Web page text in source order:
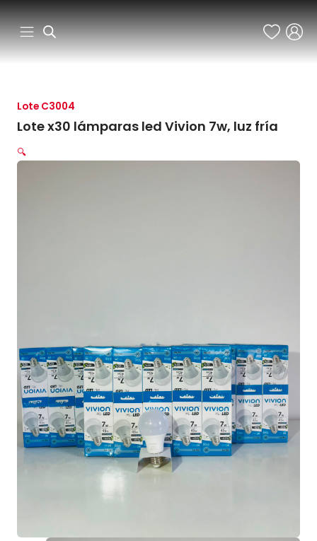
Ir
al
contenido
Lote C3004
Lote x30 lámparas led Vivion 7w, luz fría
🔍